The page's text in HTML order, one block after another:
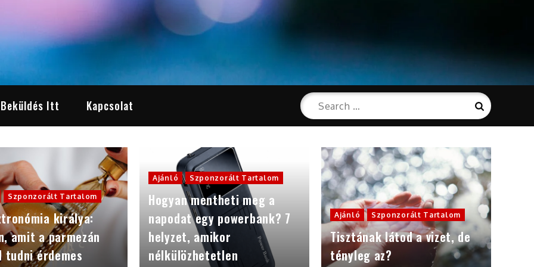
Itt Kapcsolat
Search
for:
Search
Szponzorált Tartalom
királya:
amit a parmezán
érdemes
Ajánló Szponzorált Tartalom
Hogyan mentheti meg a
napodat egy powerbank? 7
helyzet, amikor
nélkülözhetetlen
Ajánló Szponzorált Tartalom
Tisztának látod a vizet, de
tényleg az?